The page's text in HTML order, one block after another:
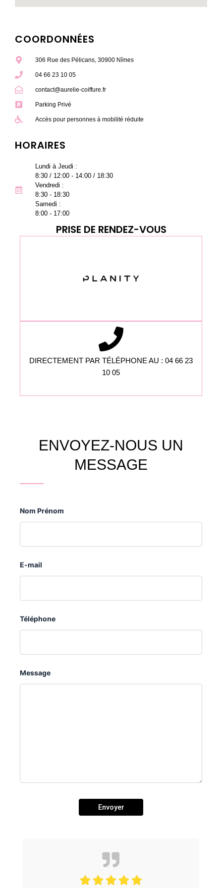
COORDONNÉES
306 Rue des Pélicans, 30900 Nîmes
04 66 23 10 05
contact@aurelie-coiffure.fr
Parking Privé
Accès pour personnes à mobilité réduite
HORAIRES
Lundi à Jeudi :
8:30 / 12:00 - 14:00 / 18:30
Vendredi :
8:30 - 18:30
Samedi :
8:00 - 17:00
PRISE DE RENDEZ-VOUS
DIRECTEMENT PAR TÉLÉPHONE AU : 04 66 23
10 05
ENVOYEZ-NOUS UN
MESSAGE
Nom Prénom
E-mail
Téléphone
Message